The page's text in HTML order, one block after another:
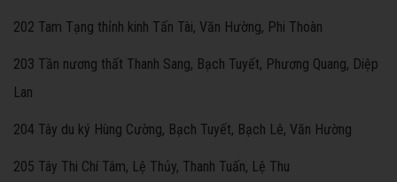
202 Tam Tạng thỉnh kinh Tấn Tài, Văn Hường, Phi Thoàn
203 Tần nương thất Thanh Sang, Bạch Tuyết, Phương Quang, Diệp
Lan
204 Tây du ký Hùng Cường, Bạch Tuyết, Bạch Lê, Văn Hường
205 Tây Thi Chí Tâm, Lệ Thủy, Thanh Tuấn, Lệ Thu